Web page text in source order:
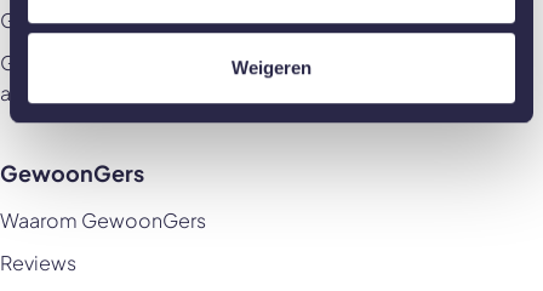
Weigeren
Garantievoorwaarden & Herroepingsrecht
Garantievoorwaarden & Herroepingsrecht
akoestische panelen
GewoonGers
Waarom GewoonGers
Reviews